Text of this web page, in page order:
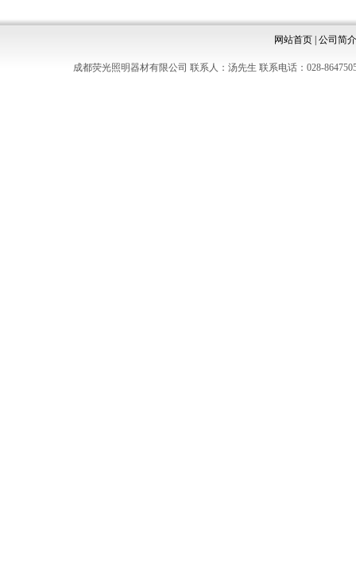
网站首页 公司简介
成都荧光照明器材有限公司 联系人：汤先生 联系电话：028-